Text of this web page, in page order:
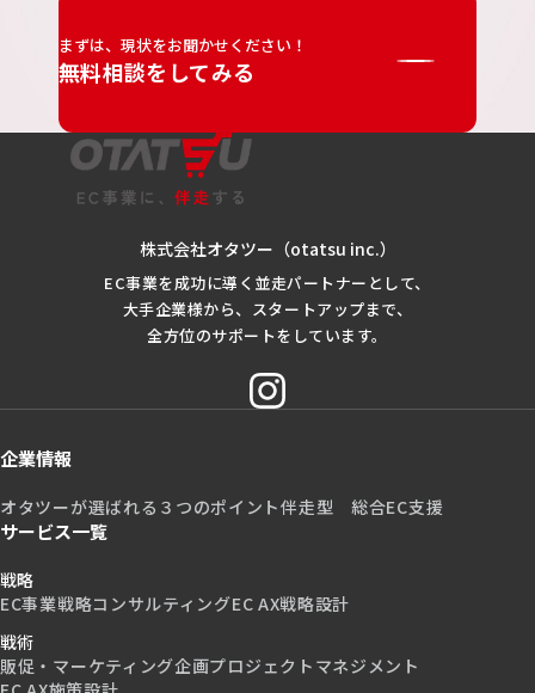
まずは、現状をお聞かせください！
無料相談をしてみる
株式会社オタツー（otatsu inc.）
EC事業を成功に導く並走パートナーとして、
大手企業様から、スタートアップまで、
全方位のサポートをしています。
企業情報
オタツーが選ばれる３つのポイント伴走型 総合EC支援
サービス一覧
戦略
EC事業戦略コンサルティングEC AX戦略設計
戦術
販促・マーケティング企画プロジェクトマネジメント